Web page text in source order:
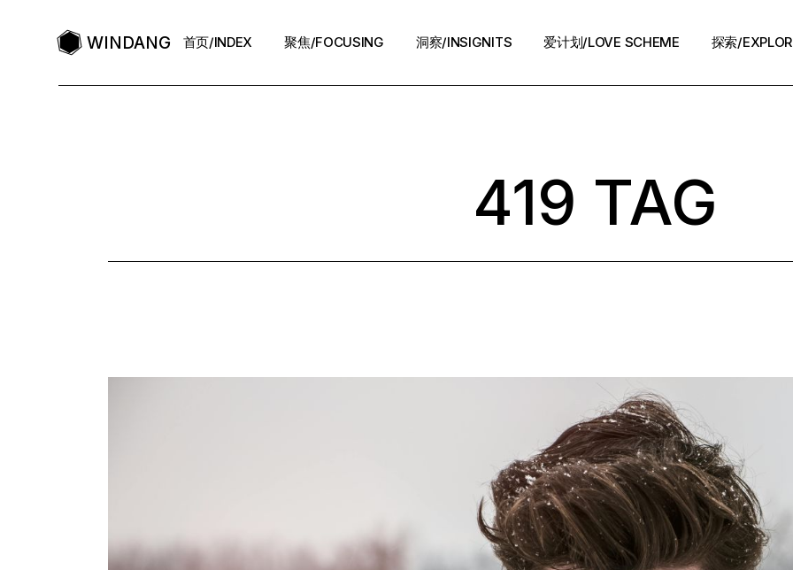
WINDANG 首页/INDEX 聚焦/FOCUSING 洞察/INSIGNITS 爱计划/LOVE SCHEME
脱单案例/STORIES
夜话/Night Chat
探索/
419 TAG